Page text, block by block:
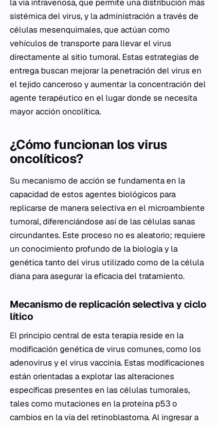
la vía intravenosa, que permite una distribución más
sistémica del virus, y la administración a través de
células mesenquimales, que actúan como
vehículos de transporte para llevar el virus
directamente al sitio tumoral. Estas estrategias de
entrega buscan mejorar la penetración del virus en
el tejido canceroso y aumentar la concentración del
agente terapéutico en el lugar donde se necesita
mayor acción oncolítica.
¿Cómo funcionan los virus
oncolíticos?
Su mecanismo de acción se fundamenta en la
capacidad de estos agentes biológicos para
replicarse de manera selectiva en el microambiente
tumoral, diferenciándose así de las células sanas
circundantes. Este proceso no es aleatorio; requiere
un conocimiento profundo de la biología y la
genética tanto del virus utilizado como de la célula
diana para asegurar la eficacia del tratamiento.
Mecanismo de replicación selectiva y ciclo
lítico
El principio central de esta terapia reside en la
modificación genética de virus comunes, como los
adenovirus y el virus vaccinia. Estas modificaciones
están orientadas a explotar las alteraciones
específicas presentes en las células tumorales,
tales como mutaciones en la proteína p53 o
cambios en la vía del retinoblastoma. Al ingresar a